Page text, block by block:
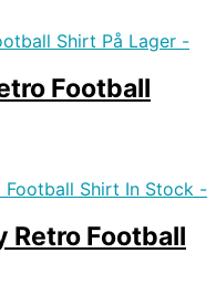
kr..
Football
Retro Football